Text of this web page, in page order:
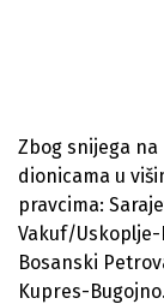
Zbog snijega
dionicama u
pravcima:
Vakuf/
Bosanski
Kupres-Bugojno.